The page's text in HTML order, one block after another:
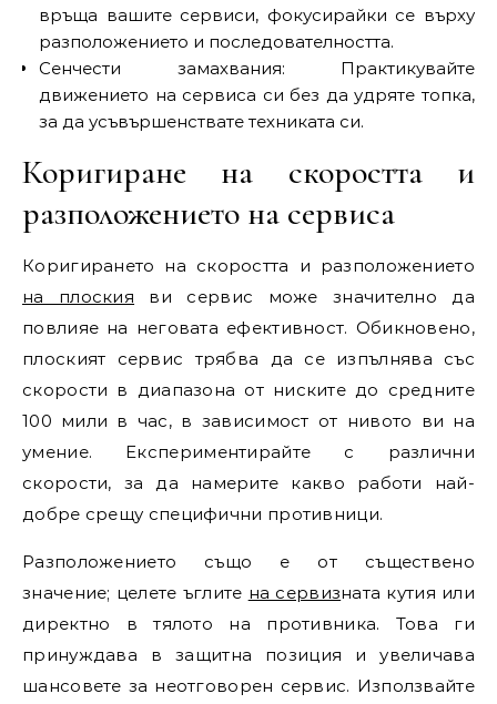
връща вашите сервиси, фокусирайки се върху
разположението и последователността.
Сенчести замахвания: Практикувайте
движението на сервиса си без да удряте топка,
за да усъвършенствате техниката си.
Коригиране на скоростта и
разположението на сервиса
Коригирането на скоростта и разположението
на плоския ви сервис може значително да
повлияе на неговата ефективност. Обикновено,
плоският сервис трябва да се изпълнява със
скорости в диапазона от ниските до средните
100 мили в час, в зависимост от нивото ви на
умение. Експериментирайте с различни
скорости, за да намерите какво работи най-
добре срещу специфични противници.
Разположението също е от съществено
значение; целете ъглите на сервизната кутия или
директно в тялото на противника. Това ги
принуждава в защитна позиция и увеличава
шансовете за неотговорен сервис. Използвайте